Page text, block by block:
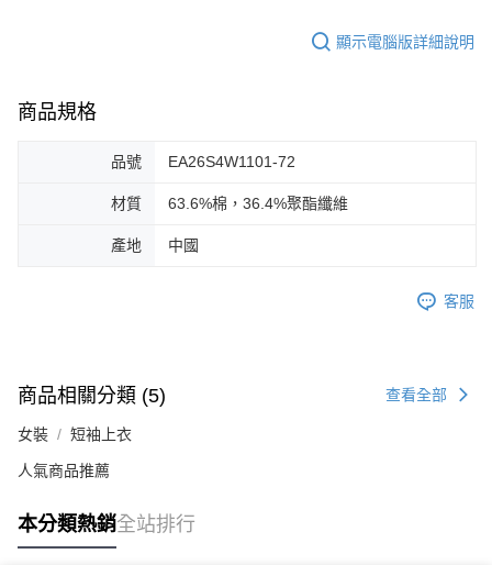
顯示電腦版詳細說明
商品規格
品號 EA26S4W1101-72
材質 63.6%棉，36.4%聚酯纖維
產地 中國
客服
商品相關分類 (5) 查看全部
女裝 短袖上衣
人氣商品推薦
本分類熱銷全站排行